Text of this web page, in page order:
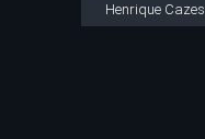
Henrique Cazes